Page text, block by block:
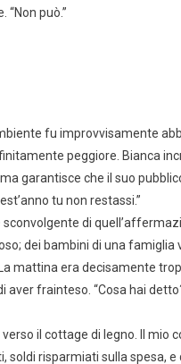
“Non può.”
fu improvvisamente
peggiore. Bianca
garantisce che il suo
tu non restassi.”
sconvolgente di
dei bambini di una
mattina era decisamente
aver frainteso. “Cosa hai
il cottage di legno. Il
soldi risparmiati sulla spesa,